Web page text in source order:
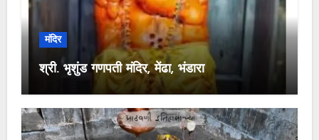
मंदिर
श्री. भृशुंड गणपती मंदिर, मेंढा, भंडारा